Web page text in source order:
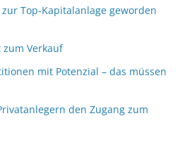
Top-Kapitalanlage geworden
Verkauf
mit Potenzial – das müssen
den Zugang zum